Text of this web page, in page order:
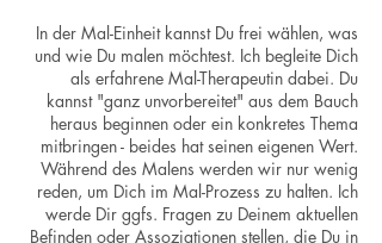
In der Mal-Einheit kannst Du frei wählen, was
und wie Du malen möchtest. Ich begleite Dich
als erfahrene Mal-Therapeutin dabei. Du
kannst "ganz unvorbereitet" aus dem Bauch
heraus beginnen oder ein konkretes Thema
mitbringen - beides hat seinen eigenen Wert.
Während des Malens werden wir nur wenig
reden, um Dich im Mal-Prozess zu halten. Ich
werde Dir ggfs. Fragen zu Deinem aktuellen
Befinden oder Assoziationen stellen, die Du in